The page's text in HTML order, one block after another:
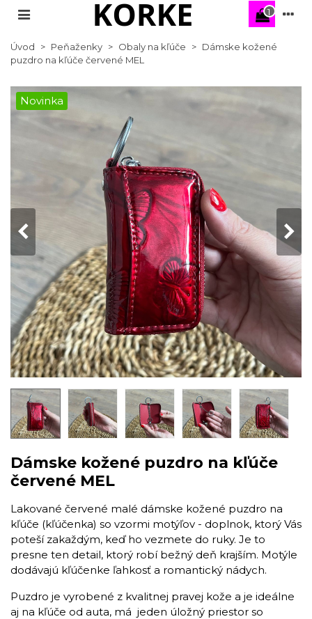
1
Úvod > Peňaženky > Obaly na kľúče > Dámske kožené
puzdro na kľúče červené MEL
Novinka
Dámske kožené puzdro na kľúče
červené MEL
Lakované červené malé dámske kožené puzdro na
kľúče (kľúčenka) so vzormi motýľov - doplnok, ktorý Vás
poteší zakaždým, keď ho vezmete do ruky. Je to
presne ten detail, ktorý robí bežný deň krajším. Motýle
dodávajú kľúčenke ľahkosť a romantický nádych.
Puzdro je vyrobené z kvalitnej pravej kože a je ideálne
aj na kľúče od auta, má jeden úložný priestor so